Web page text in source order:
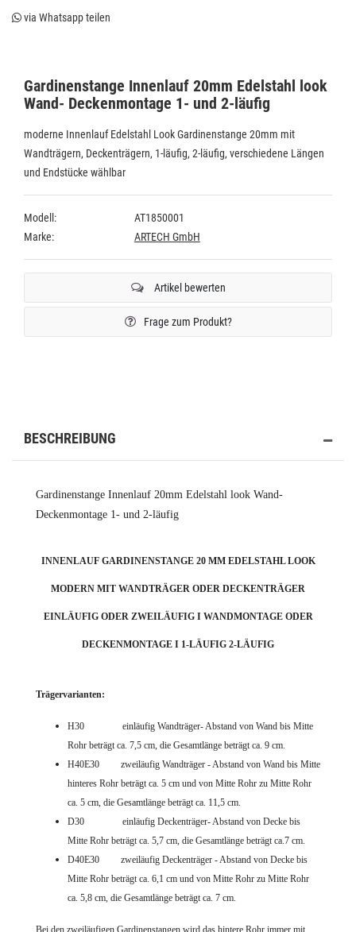
Gardinenstange Innenlauf 20mm Edelstahl look
Wand- Deckenmontage 1- und 2-läufig
moderne Innenlauf Edelstahl Look Gardinenstange 20mm mit
Wandträgern, Deckenträgern, 1-läufig, 2-läufig, verschiedene Längen
und Endstücke wählbar
Modell:
AT1850001
Marke:
ARTECH GmbH
Artikel bewerten
Frage zum Produkt?
via Whatsapp teilen
BESCHREIBUNG
Gardinenstange Innenlauf 20mm Edelstahl look Wand-
Deckenmontage 1- und 2-läufig
INNENLAUF GARDINENSTANGE 20 MM EDELSTAHL LOOK
MODERN MIT WANDTRÄGER ODER DECKENTRÄGER
EINLÄUFIG ODER ZWEILÄUFIG I WANDMONTAGE ODER
DECKENMONTAGE I 1-LÄUFIG 2-LÄUFIG
Trägervarianten:
H30 einläufig Wandträger- Abstand von Wand bis Mitte
Rohr beträgt ca. 7,5 cm, die Gesamtlänge beträgt ca. 9 cm.
H40E30 zweiläufig Wandträger - Abstand von Wand bis Mitte
hinteres Rohr beträgt ca. 5 cm und von Mitte Rohr zu Mitte Rohr
ca. 5 cm, die Gesamtlänge beträgt ca. 11,5 cm.
D30 einläufig Deckenträger- Abstand von Decke bis
Mitte Rohr beträgt ca. 5,7 cm, die Gesamtlänge beträgt ca.7 cm.
D40E30 zweiläufig Deckenträger - Abstand von Decke bis
Mitte Rohr beträgt ca. 6,1 cm und von Mitte Rohr zu Mitte Rohr
ca. 5,8 cm, die Gesamtlänge beträgt ca. 7 cm.
Bei den zweiläufigen Gardinenstangen wird das hintere Rohr immer mit